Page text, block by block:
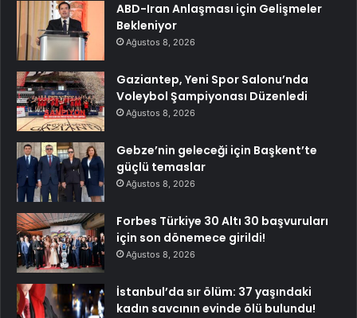
ABD-Iran Anlaşması için Gelişmeler
Bekleniyor
Ağustos 8, 2026
Gaziantep, Yeni Spor Salonu’nda
Voleybol Şampiyonası Düzenledi
Ağustos 8, 2026
Gebze’nin geleceği için Başkent’te
güçlü temaslar
Ağustos 8, 2026
Forbes Türkiye 30 Altı 30 başvuruları
için son dönemece girildi!
Ağustos 8, 2026
İstanbul’da sır ölüm: 37 yaşındaki
kadın savcının evinde ölü bulundu!